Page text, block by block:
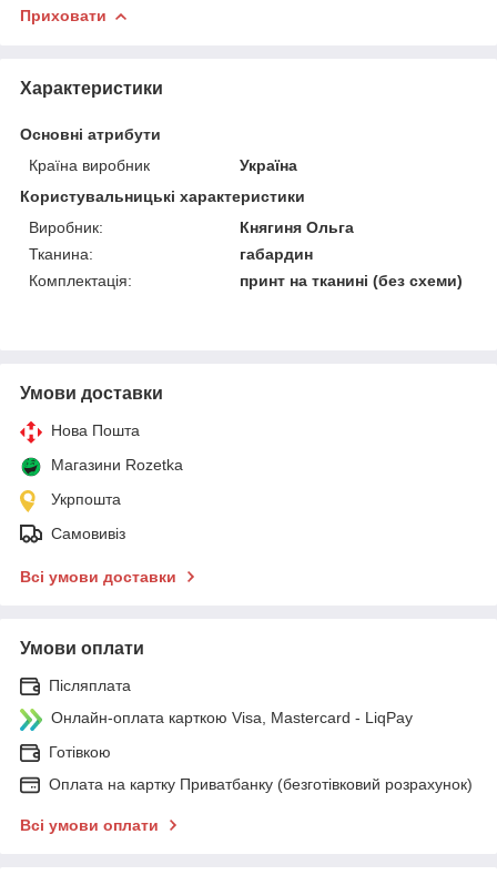
Приховати
Характеристики
Основні атрибути
Країна виробник
Україна
Користувальницькі характеристики
Виробник:
Княгиня Ольга
Тканина:
габардин
Комплектація:
принт на тканині (без схеми)
Умови доставки
Нова Пошта
Магазини Rozetka
Укрпошта
Самовивіз
Всі умови доставки
Умови оплати
Післяплата
Онлайн-оплата карткою Visa, Mastercard - LiqPay
Готівкою
Оплата на картку Приватбанку (безготівковий розрахунок)
Всі умови оплати